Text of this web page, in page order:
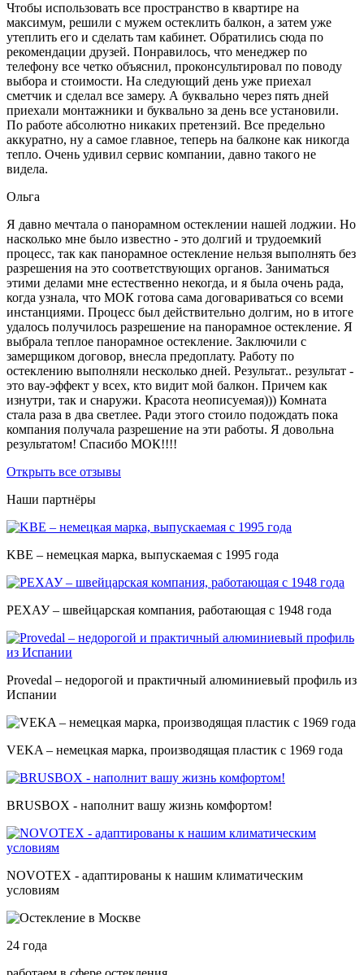
Чтобы использовать все пространство в квартире на
максимум, решили с мужем остеклить балкон, а затем уже
утеплить его и сделать там кабинет. Обратились сюда по
рекомендации друзей. Понравилось, что менеджер по
телефону все четко объяснил, проконсультировал по поводу
выбора и стоимости. На следующий день уже приехал
сметчик и сделал все замеру. А буквально через пять дней
приехали монтажники и буквально за день все установили.
По работе абсолютно никаких претензий. Все предельно
аккуратно, ну а самое главное, теперь на балконе как никогда
тепло. Очень удивил сервис компании, давно такого не
видела.
Ольга
Я давно мечтала о панорамном остеклении нашей лоджии. Но
насколько мне было известно - это долгий и трудоемкий
процесс, так как панорамное остекление нельзя выполнять без
разрешения на это соответствующих органов. Заниматься
этими делами мне естественно некогда, и я была очень рада,
когда узнала, что МОК готова сама договариваться со всеми
инстанциями. Процесс был действительно долгим, но в итоге
удалось получилось разрешение на панорамное остекление. Я
выбрала теплое панорамное остекление. Заключили с
замерщиком договор, внесла предоплату. Работу по
остеклению выполняли несколько дней. Результат.. результат -
это вау-эффект у всех, кто видит мой балкон. Причем как
изнутри, так и снаружи. Красота неописуемая))) Комната
стала раза в два светлее. Ради этого стоило подождать пока
компания получала разрешение на эти работы. Я довольна
результатом! Спасибо МОК!!!!
Открыть все отзывы
Наши партнёры
KBE – немецкая марка, выпускаемая с 1995 года
РЕХАУ – швейцарская компания, работающая с 1948 года
Provedal – недорогой и практичный алюминиевый профиль из
Испании
VEKA – немецкая марка, производящая пластик с 1969 года
BRUSBOX - наполнит вашу жизнь комфортом!
NOVOTEX - адаптированы к нашим климатическим
условиям
24 года